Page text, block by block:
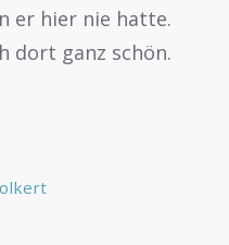
er hier nie hatte.
dort ganz schön.